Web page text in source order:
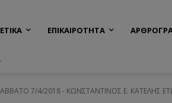
ΕΠΙΚΑΙΡΟΤΗΤΑ
7/4/2018 - ΚΩΝΣΤΑΝΤΙΝΟΣ Ε. ΚΑΤΕΛΗΣ